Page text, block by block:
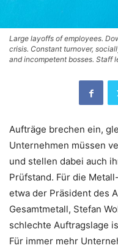
Large layoffs of employees.
crisis. Constant turnover,
and incompetent bosses. Staff
Aufträge brechen ein,
Unternehmen müssen
und stellen dabei auch
Prüfstand. Für die
etwa der Präsident des
Gesamtmetall, Stefan
schlechte Auftragslage
Für immer mehr